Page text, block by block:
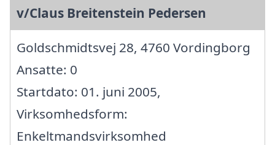
v/Claus Breitenstein Pedersen
Goldschmidtsvej 28, 4760 Vordingborg
Ansatte: 0
Startdato: 01. juni 2005,
Virksomhedsform:
Enkeltmandsvirksomhed